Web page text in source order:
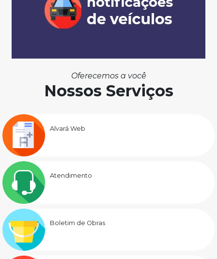
Oferecemos a você
Nossos Serviços
Alvará Web
Atendimento
Boletim de Obras